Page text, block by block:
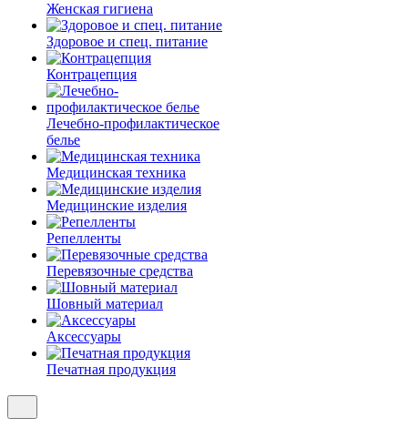
Женская гигиена
Здоровое и спец. питание
Контрацепция
Лечебно-профилактическое
белье
Медицинская техника
Медицинские изделия
Репелленты
Перевязочные средства
Шовный материал
Аксессуары
Печатная продукция